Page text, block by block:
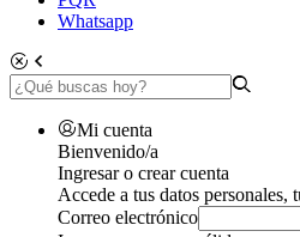
Whatsapp
Mi cuenta
Bienvenido/a
Ingresar o crear cuenta
Accede a tus datos
Correo electrónico